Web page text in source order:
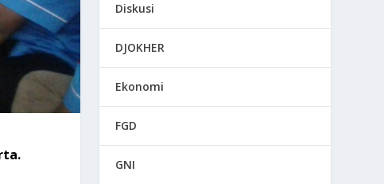
Diskusi
DJOKHER
Ekonomi
FGD
GNI